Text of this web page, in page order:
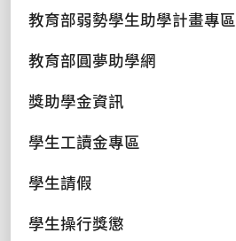
教育部弱勢學生助學計畫專區
教育部圓夢助學網
獎助學金資訊
學生工讀金專區
學生請假
學生操行獎懲